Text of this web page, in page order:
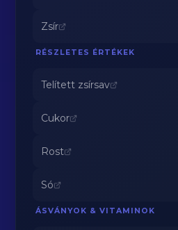
Zsír
RÉSZLETES ÉRTÉKEK
Telített zsírsav
Cukor
Rost
Só
ÁSVÁNYOK & VITAMINOK